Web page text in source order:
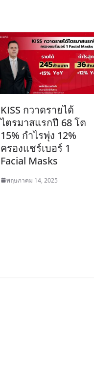
KISS กวาดรายได้
ไตรมาสแรกปี 68 โต
15% กำไรพุ่ง 12%
ครองแชร์เบอร์ 1
Facial Masks
พฤษภาคม 14, 2025